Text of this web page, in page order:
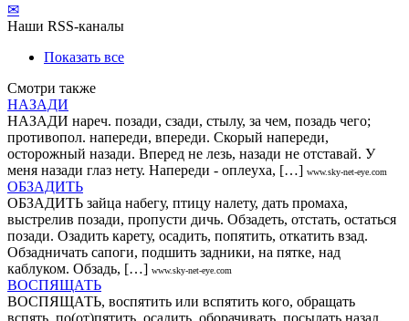
✉
Наши RSS-каналы
Показать все
Смотри также
НАЗАДИ
НАЗАДИ нареч. позади, сзади, стылу, за чем, позадь чего;
противопол. напереди, впереди. Скорый напереди,
осторожный назади. Вперед не лезь, назади не отставай. У
меня назади глаз нету. Напереди - оплеуха, […] www.sky-net-eye.com
ОБЗАДИТЬ
ОБЗАДИТЬ зайца набегу, птицу налету, дать промаха,
выстрелив позади, пропусти дичь. Обзадеть, отстать, остаться
позади. Озадить карету, осадить, попятить, откатить взад.
Обзадничать сапоги, подшить задники, на пятке, над
каблуком. Обзадь, […] www.sky-net-eye.com
ВОСПЯЩАТЬ
ВОСПЯЩАТЬ, воспятить или вспятить кого, обращать
вспять, по(от)пятить, осадить, оборачивать, посылать назад,